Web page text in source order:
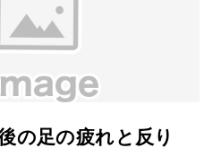
の足の疲れと反り